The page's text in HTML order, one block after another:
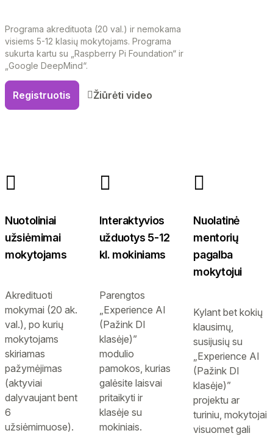
Programa akredituota (20 val.) ir nemokama
visiems 5-12 klasių mokytojams. Programa
sukurta kartu su „Raspberry Pi Foundation“ ir
„Google DeepMind“.
Registruotis Žiūrėti video
Nuotoliniai
užsiėmimai
mokytojams
Akredituoti
mokymai (20 ak.
val.), po kurių
mokytojams
skiriamas
pažymėjimas
(aktyviai
dalyvaujant bent
6
užsiėmimuose).
Interaktyvios
užduotys 5-12
kl. mokiniams
Parengtos
„Experience AI
(Pažink DI
klasėje)”
modulio
pamokos, kurias
galėsite laisvai
pritaikyti ir
klasėje su
mokiniais.
Nuolatinė
mentorių
pagalba
mokytojui
Kylant bet kokių
klausimų,
susijusių su
„Experience AI
(Pažink DI
klasėje)”
projektu ar
turiniu, mokytojai
visuomet gali